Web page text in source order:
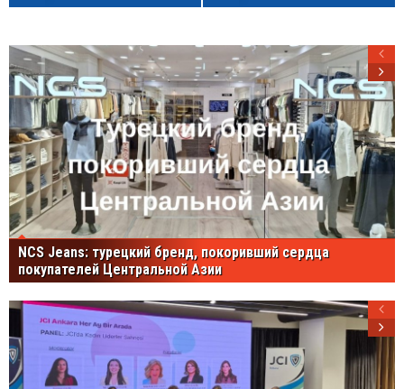
NCS Jeans: турецкий бренд, покоривший сердца
покупателей Центральной Азии